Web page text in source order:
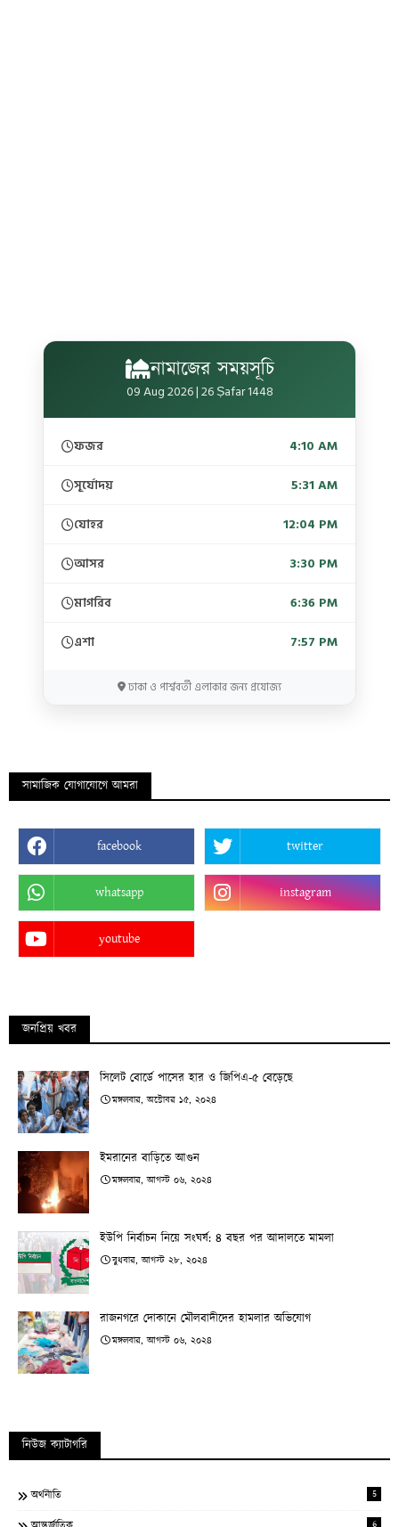
নামাজের সময়সূচি
09 Aug 2026 | 26 Ṣafar 1448
ফজর
4:10 AM
সূর্যোদয়
5:31 AM
যোহর
12:04 PM
আসর
3:30 PM
মাগরিব
6:36 PM
এশা
7:57 PM
ঢাকা ও পার্শ্ববর্তী এলাকার জন্য প্রযোজ্য
সামাজিক যোগাযোগে আমরা
facebook twitter
whatsapp instagram
youtube
জনপ্রিয় খবর
সিলেট বোর্ডে পাসের হার ও জিপিএ-৫ বেড়েছে
মঙ্গলবার, অক্টোবর ১৫, ২০২৪
ইমরানের বাড়িতে আগুন
মঙ্গলবার, আগস্ট ০৬, ২০২৪
ইউপি নির্বাচন নিয়ে সংঘর্ষ: ৪ বছর পর আদালতে মামলা
বুধবার, আগস্ট ২৮, ২০২৪
রাজনগরে দোকানে মৌলবাদীদের হামলার অভিযোগ
মঙ্গলবার, আগস্ট ০৬, ২০২৪
নিউজ ক্যাটাগরি
অর্থনীতি 5